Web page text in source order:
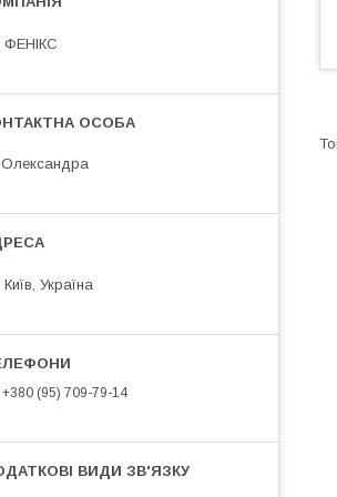
ФЕНІКС
Олександра
Київ, Україна
+380 (95) 709-79-14